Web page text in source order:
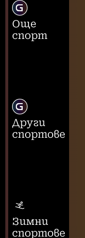
Още
спорт
Други
спортове
Зимни
спортове